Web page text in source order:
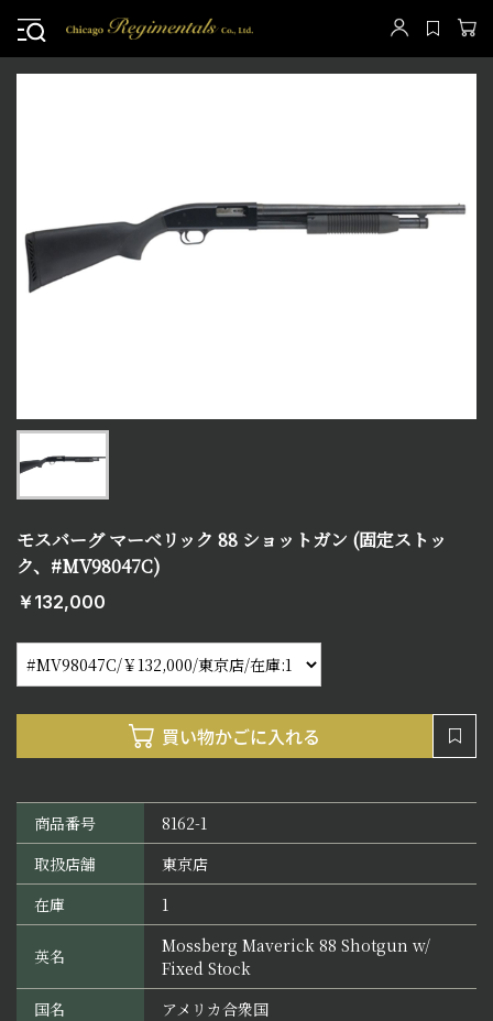
モスバーグ マーベリック 88 ショットガン (固定ストッ
ク、#MV98047C)
￥132,000
商品番号
8162-1
取扱店舗
東京店
在庫
1
英名
Mossberg Maverick 88 Shotgun w/
Fixed Stock
国名
アメリカ合衆国